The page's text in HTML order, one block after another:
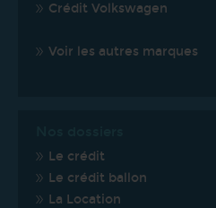
Crédit Volkswagen
Voir les autres marques
Le crédit
Le crédit ballon
La Location